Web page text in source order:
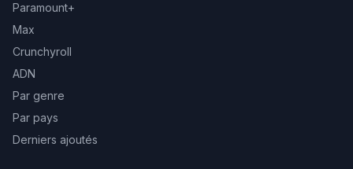
Paramount+
Max
Crunchyroll
ADN
Par genre
Par pays
Derniers ajoutés